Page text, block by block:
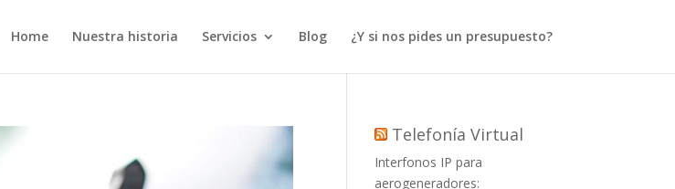
Home Nuestra historia Servicios Blog ¿Y si nos pides un presupuesto?
Telefonía Virtual
Interfonos IP para
aerogeneradores: